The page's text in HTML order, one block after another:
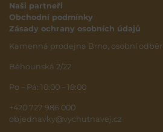
Naši partneři
Obchodní podmínky
Zásady ochrany osobních údajů
Kamenná prodejna Brno, osobní odběr
Běhounská 2/22
Po – Pá: 10:00 – 18:00
+420 727 986 000
objednavky@vychutnavej.cz